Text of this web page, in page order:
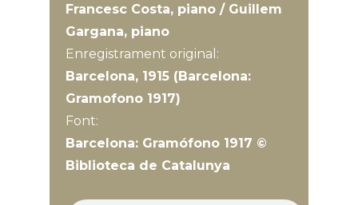
Francesc Costa, piano / Guillem
Gargana, piano
Enregistrament original:
Barcelona, 1915 (Barcelona:
Gramofono 1917)
Font:
Barcelona: Gramófono 1917 ©
Biblioteca de Catalunya